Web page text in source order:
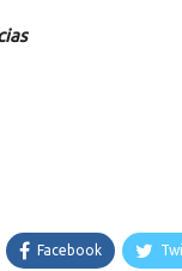
Facebook